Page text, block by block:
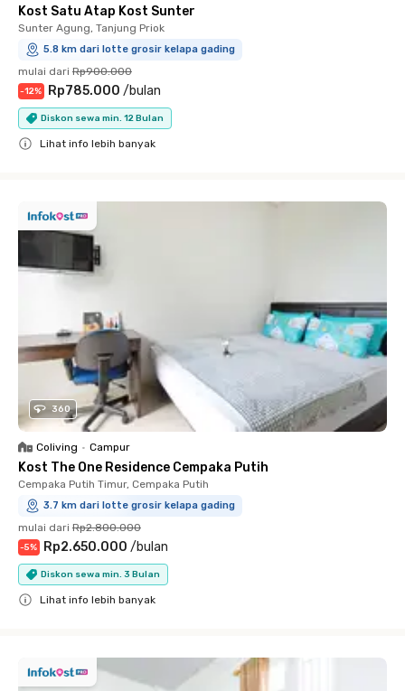
Kost Satu Atap Kost Sunter
Sunter Agung, Tanjung Priok
5.8 km dari lotte grosir kelapa gading
mulai dari Rp900.000
-12% Rp785.000 /bulan
Diskon sewa min. 12 Bulan
Lihat info lebih banyak
360
Coliving • Campur
Kost The One Residence Cempaka Putih
Cempaka Putih Timur, Cempaka Putih
3.7 km dari lotte grosir kelapa gading
mulai dari Rp2.800.000
-5% Rp2.650.000 /bulan
Diskon sewa min. 3 Bulan
Lihat info lebih banyak